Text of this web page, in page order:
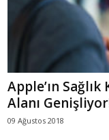
Apple’ın
Alanı
09 Ağustos 2018